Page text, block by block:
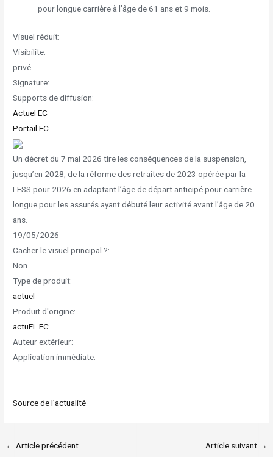
pour longue carrière à l’âge de 61 ans et 9 mois.
Visuel réduit:
Visibilite:
privé
Signature:
Supports de diffusion:
Actuel EC
Portail EC
Un décret du 7 mai 2026 tire les conséquences de la suspension,
jusqu’en 2028, de la réforme des retraites de 2023 opérée par la
LFSS pour 2026 en adaptant l’âge de départ anticipé pour carrière
longue pour les assurés ayant débuté leur activité avant l’âge de 20
ans.
19/05/2026
Cacher le visuel principal ?:
Non
Type de produit:
actuel
Produit d'origine:
actuEL EC
Auteur extérieur:
Application immédiate:
Source de l’actualité
← Article précédent Article suivant →